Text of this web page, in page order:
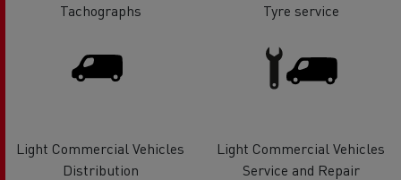
Tachographs Tyre service
Light Commercial Vehicles
Distribution
Light Commercial Vehicles
Service and Repair